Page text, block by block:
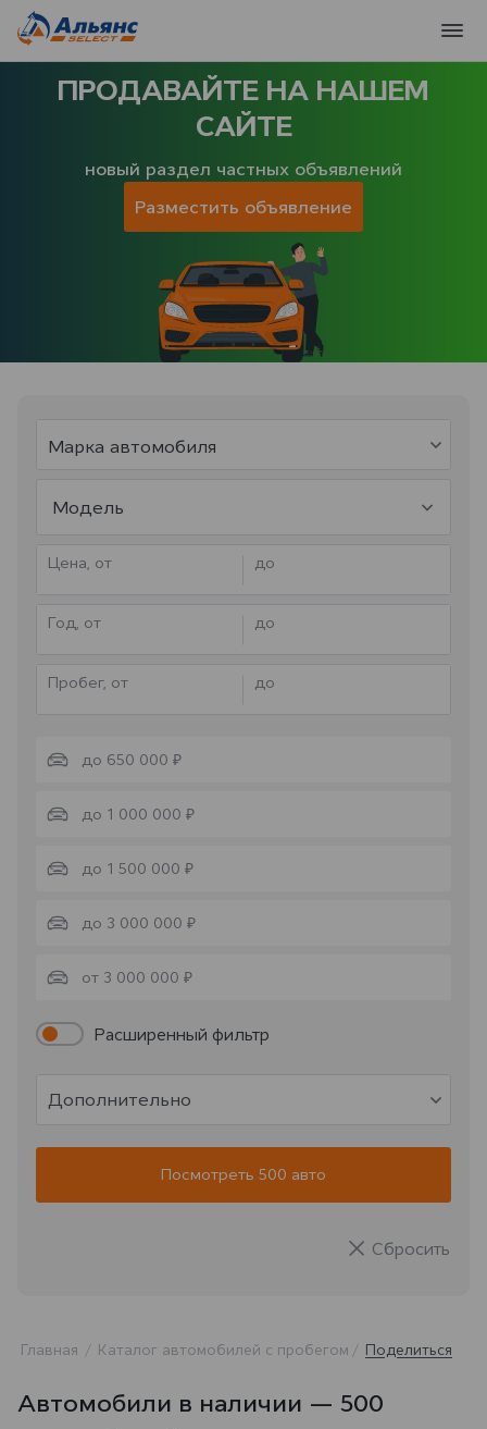
ПРОДАВАЙТЕ НА НАШЕМ
САЙТЕ
новый раздел частных объявлений
Разместить объявление
Модель
Цена, от до
Год, от до
Пробег, от до
до 650 000 ₽
до 1 000 000 ₽
до 1 500 000 ₽
до 3 000 000 ₽
от 3 000 000 ₽
Расширенный фильтр
Дополнительно
Сбросить
Посмотреть 500 авто
Главная Каталог автомобилей с пробегом Поделиться
Автомобили в наличии — 500